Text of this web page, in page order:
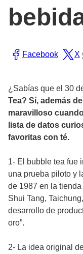
Facebook X
¿Sabías que el 30
Tea? Sí, además
maravilloso
lista de datos
favoritas con té.
1- El bubble tea fue
una prueba piloto y
de 1987 en la
Shui Tang,
desarrollo de
oro”.
2- La idea original